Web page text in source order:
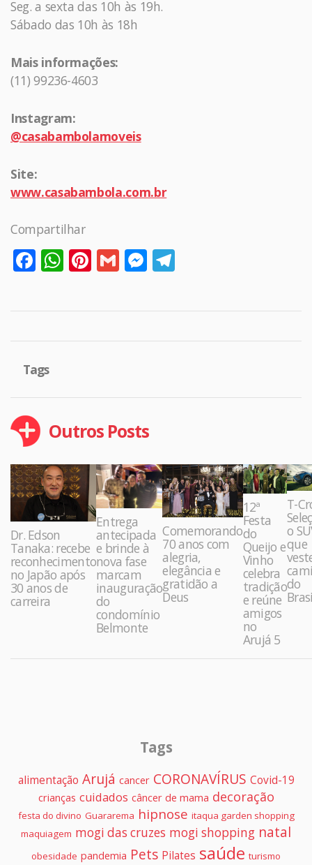
Seg. a sexta das 10h às 19h.
Sábado das 10h às 18h
Mais informações:
(11) 99236-4603
Instagram:
@casabambolamoveis
Site:
www.casabambola.com.br
Compartilhar
Facebook
WhatsApp
Pinterest
GmailMessenger
Tags
Outros Posts
Dr. Edson
Tanaka: recebe
reconhecimento
no Japão após
30 anos de
carreira
Entrega
antecipada
e brinde à
nova fase
marcam
inauguração
do
condomínio
Belmonte
Comemorando
70 anos com
alegria,
elegância e
gratidão a
Deus
12ª
Festa
do
Queijo e
Vinho
celebra
tradição
e reúne
amigos
no
Arujá 5
T-
o
que
do
Tags
alimentação Arujá cancer CORONAVÍRUS Covid-19
crianças cuidados câncer de mama decoração
festa do divino Guararema hipnose itaqua garden shopping
maquiagem mogi das cruzes mogi shopping natal
obesidade pandemia Pets Pilates saúde turismo